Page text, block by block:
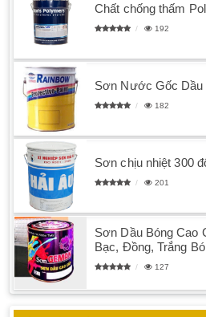
Chất chống thấm
192
Sơn Nước Gốc Dầu
182
Sơn chịu nhiệt 300
201
Sơn Dầu Bóng Cao
Bạc, Đồng, Trắng
127